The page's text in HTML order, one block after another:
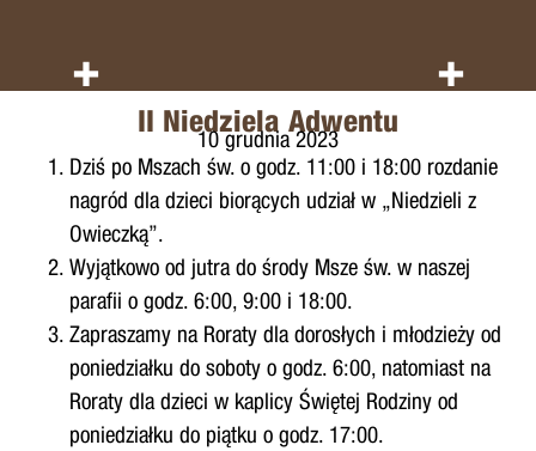
+ +
II Niedziela Adwentu
10 grudnia 2023
Dziś po Mszach św. o godz. 11:00 i 18:00 rozdanie
nagród dla dzieci biorących udział w „Niedzieli z
Owieczką”.
Wyjątkowo od jutra do środy Msze św. w naszej
parafii o godz. 6:00, 9:00 i 18:00.
Zapraszamy na Roraty dla dorosłych i młodzieży od
poniedziałku do soboty o godz. 6:00, natomiast na
Roraty dla dzieci w kaplicy Świętej Rodziny od
poniedziałku do piątku o godz. 17:00.